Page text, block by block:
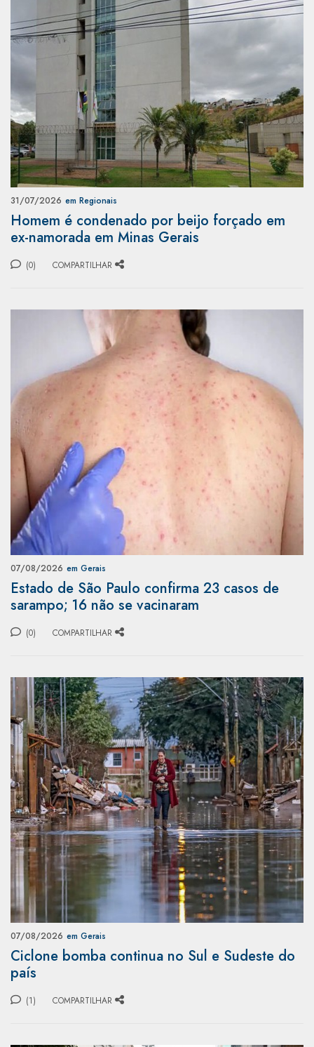
31/07/2026 em Regionais
Homem é condenado por beijo forçado em
ex-namorada em Minas Gerais
(0) COMPARTILHAR
07/08/2026 em Gerais
Estado de São Paulo confirma 23 casos de
sarampo; 16 não se vacinaram
(0) COMPARTILHAR
07/08/2026 em Gerais
Ciclone bomba continua no Sul e Sudeste do
país
(1) COMPARTILHAR